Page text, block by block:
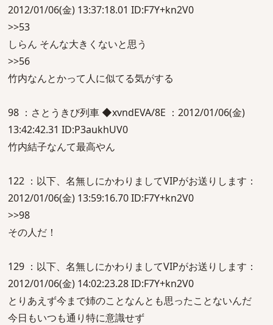
2012/01/06(金) 13:37:18.01 ID:F7Y+kn2V0
>>53
しらん そんな大きくないと思う
>>56
竹内なんとかって人に似てる気がする
98 ：さとうきび列車 ◆xvndEVA/8E ：2012/01/06(金)
13:42:42.31 ID:P3aukhUV0
竹内結子なんて最高やん
122 ：以下、名無しにかわりましてVIPがお送りします：
2012/01/06(金) 13:59:16.70 ID:F7Y+kn2V0
>>98
その人だ！
129 ：以下、名無しにかわりましてVIPがお送りします：
2012/01/06(金) 14:02:23.28 ID:F7Y+kn2V0
とりあえず今まで姉のことなんとも思ったことないんだ
今日もいつも通り特に意識せず